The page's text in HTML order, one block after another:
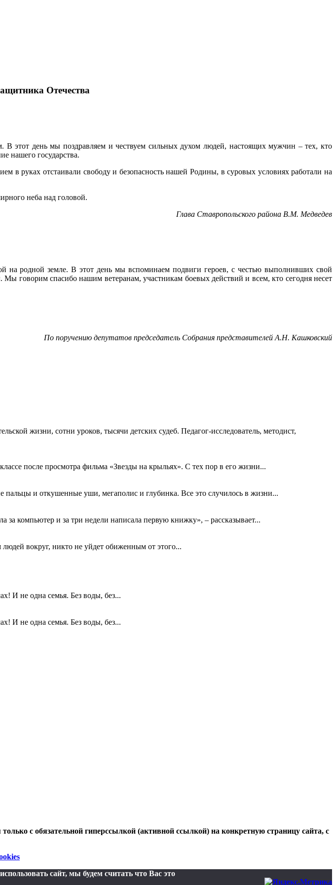
Отечества
В этот день мы поздравляем и чествуем сильных духом людей, настоящих мужчин – тех, кто
нашего государства.
в руках отстаивали свободу и безопасность нашей Родины, в суровых условиях работали на
неба над головой.
Глава Ставропольского района В.М. Медведев
на родной земле. В этот день мы вспоминаем подвиги героев, с честью выполнивших свой
говорим спасибо нашим ветеранам, участникам боевых действий и всем, кто сегодня несет
По поручению депутатов председатель Собрания представителей А.Н. Кашковский
жизни, сотни уроков, тысячи детских судеб. Педагог-исследователь, методист,
после просмотра фильма «Звезды на крыльях». С тех пор в его жизни...
и откушенные уши, мегаполис и глубинка. Все это случилось в жизни...
за компьютер и за три недели написала первую книжку», – рассказывает...
вокруг, никто не уйдет обиженным от этого...
И не одна семья. Без воды, без...
И не одна семья. Без воды, без...
с обязательной гиперссылкой (активной ссылкой) на конкретную страницу сайта, с
сайт, мы будем считать что Вас это